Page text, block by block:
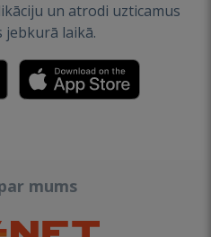
un atrodi uzticamus
jebkurā laikā.
mums